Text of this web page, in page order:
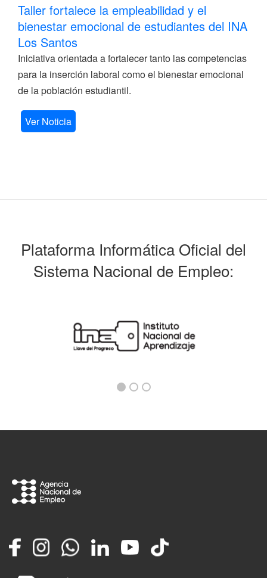
Taller fortalece la empleabilidad y el
bienestar emocional de estudiantes del INA
Los Santos
Iniciativa orientada a fortalecer tanto las competencias
para la inserción laboral como el bienestar emocional
de la población estudiantil.
Ver Noticia
Plataforma Informática Oficial del
Sistema Nacional de Empleo:
FacebookInstagramWhatsappLinkedInYouTube
TikTok